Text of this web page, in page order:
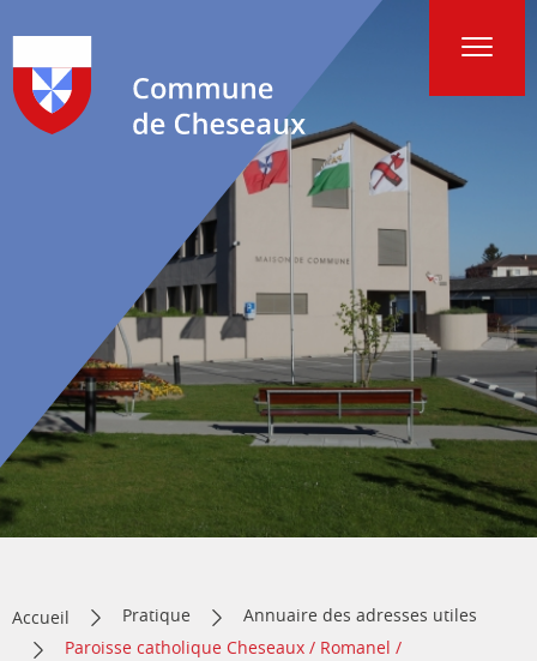
Accueil Pratique
Annuaire des adresses utiles
Paroisse catholique Cheseaux / Romanel /